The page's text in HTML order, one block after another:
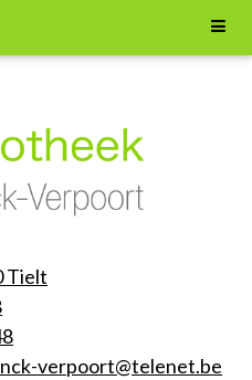
Tielt
verpoort@telenet.be